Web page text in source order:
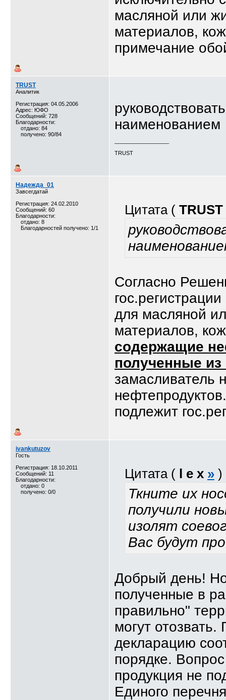
масляной или
материалов,
примечание
TRUST
Аналитик
Регистрация: 04.05.2006
Адрес: ЮФО
Сообщений: 728
Благодарности:
отдано: 84
получено: 90/84
наименованием
TRUST
Надежда_01
Завсегдатай
Регистрация: 24.02.2010
Сообщений: 60
Благодарности:
отдано: 8
Благодарностей получено: 1/1
Цитата ( TRUST
Согласно
для масляной
материалов,
содержащие
полученные
замасливатель
подлежит
ivankutuzov
Гость
Регистрация: 18.10.2011
Сообщений: 11
Благодарности:
отдано: 0
получено: 0/0
Цитата ( l e x » )
Ткните их
получили
изолят
Вас будут
Добрый день!
полученные в
правильно"
могут отозвать.
декларацию
порядке.
продукция не
Единого